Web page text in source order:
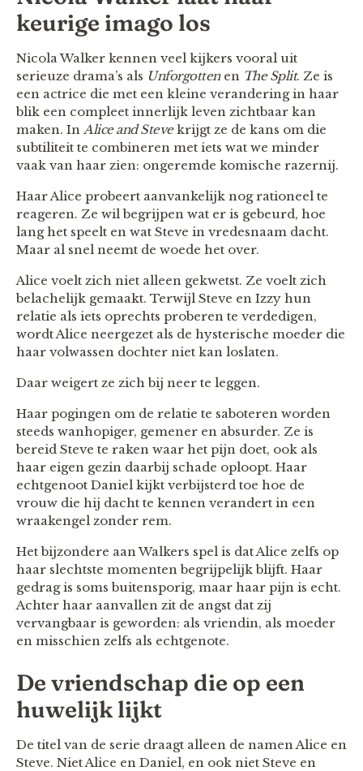
keurige imago los
Nicola Walker kennen veel kijkers vooral uit
serieuze drama’s als Unforgottenen The Split. Ze is
een actrice die met een kleine verandering in haar
blik een compleet innerlijk leven zichtbaar kan
maken. In Alice and Stevekrijgt ze de kans om die
subtiliteit te combineren met iets wat we minder
vaak van haar zien: ongeremde komische razernij.
Haar Alice probeert aanvankelijk nog rationeel te
reageren. Ze wil begrijpen wat er is gebeurd, hoe
lang het speelt en wat Steve in vredesnaam dacht.
Maar al snel neemt de woede het over.
Alice voelt zich niet alleen gekwetst. Ze voelt zich
belachelijk gemaakt. Terwijl Steve en Izzy hun
relatie als iets oprechts proberen te verdedigen,
wordt Alice neergezet als de hysterische moeder die
haar volwassen dochter niet kan loslaten.
Daar weigert ze zich bij neer te leggen.
Haar pogingen om de relatie te saboteren worden
steeds wanhopiger, gemener en absurder. Ze is
bereid Steve te raken waar het pijn doet, ook als
haar eigen gezin daarbij schade oploopt. Haar
echtgenoot Daniel kijkt verbijsterd toe hoe de
vrouw die hij dacht te kennen verandert in een
wraakengel zonder rem.
Het bijzondere aan Walkers spel is dat Alice zelfs op
haar slechtste momenten begrijpelijk blijft. Haar
gedrag is soms buitensporig, maar haar pijn is echt.
Achter haar aanvallen zit de angst dat zij
vervangbaar is geworden: als vriendin, als moeder
en misschien zelfs als echtgenote.
De vriendschap die op een
huwelijk lijkt
De titel van de serie draagt alleen de namen Alice en
Steve. Niet Alice en Daniel, en ook niet Steve en